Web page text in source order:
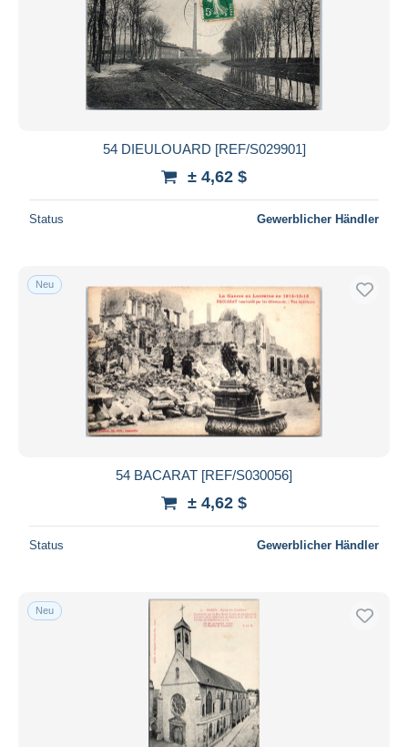
54 DIEULOUARD [REF/S029901]
± 4,62 $
Status Gewerblicher Händler
Neu
54 BACARAT [REF/S030056]
± 4,62 $
Status Gewerblicher Händler
Neu